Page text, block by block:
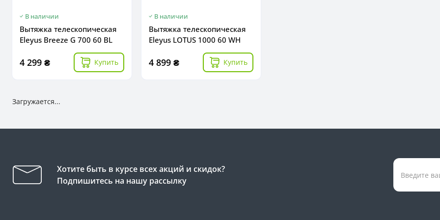
В наличии
Вытяжка телескопическая
Eleyus Breeze G 700 60 BL
4 299 ₴ Купить
В наличии
Вытяжка телескопическая
Eleyus LOTUS 1000 60 WH
4 899 ₴ Купить
Загружается...
Хотите быть в курсе всех акций и скидок?
Подпишитесь на нашу рассылку